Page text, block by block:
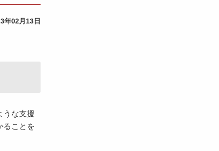
年02月13日
うな支援
ることを